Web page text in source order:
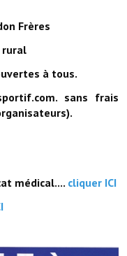
Frères
rural
à tous.
sans frais
médical.... cliquer ICI